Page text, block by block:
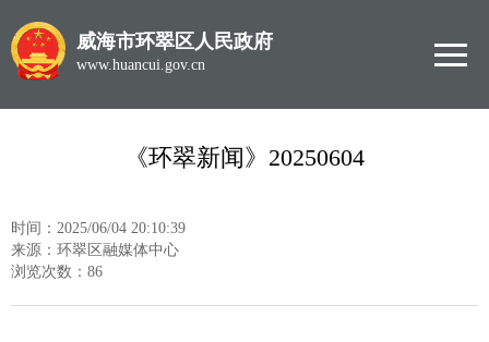
威海市环翠区人民政府
www.huancui.gov.cn
《环翠新闻》20250604
时间：2025/06/04 20:10:39
来源：环翠区融媒体中心
浏览次数： 86